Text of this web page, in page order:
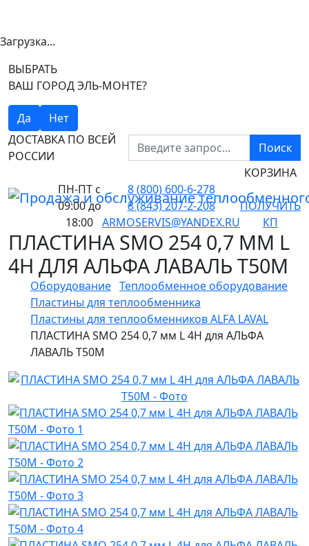
Загрузка...
ВЫБРАТЬ
ВАШ ГОРОД ЭЛЬ-МОНТЕ?
Да
Нет
ДОСТАВКА ПО ВСЕЙ
РОССИИ
Поиск
ПН-ПТ с
09:00 до
18:00
8 (800) 600-6-278
8 (843) 207-2-208
ARMOSERVIS@YANDEX.RU
КОРЗИНА
ПОЛУЧИТЬ
КП
ПЛАСТИНА SMO 254 0,7 ММ L
4H ДЛЯ АЛЬФА ЛАВАЛЬ T50M
Оборудование Теплообменное оборудование
Пластины для теплообменника
Пластины для теплообменников ALFA LAVAL
ПЛАСТИНА SMO 254 0,7 мм L 4H для АЛЬФА
ЛАВАЛЬ T50M